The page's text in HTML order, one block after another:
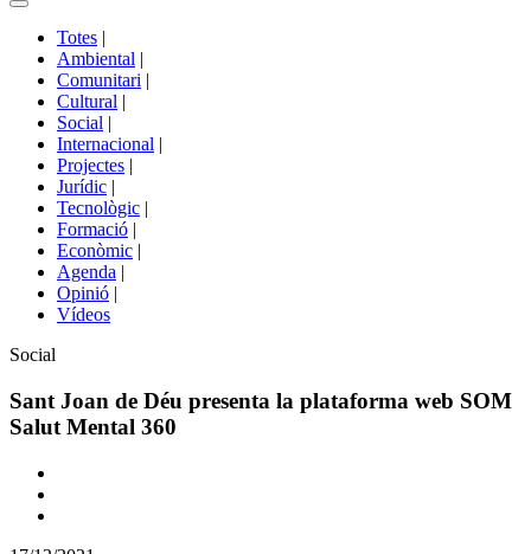
Commutador
portals
Totes |
Ambiental |
Comunitari |
Cultural |
Social |
Internacional |
Projectes |
Jurídic |
Tecnològic |
Formació |
Econòmic |
Agenda |
Opinió |
Vídeos
Àmbit
la
notícia
Social
Sant Joan de Déu presenta la plataforma web SOM
Salut Mental 360
Comparteix